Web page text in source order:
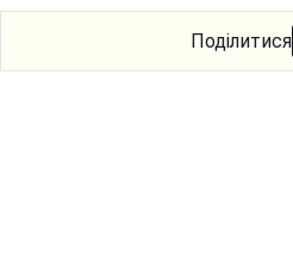
Поділитися